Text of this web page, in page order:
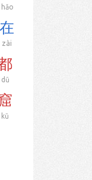
hǎo
在
zài
dū
kū